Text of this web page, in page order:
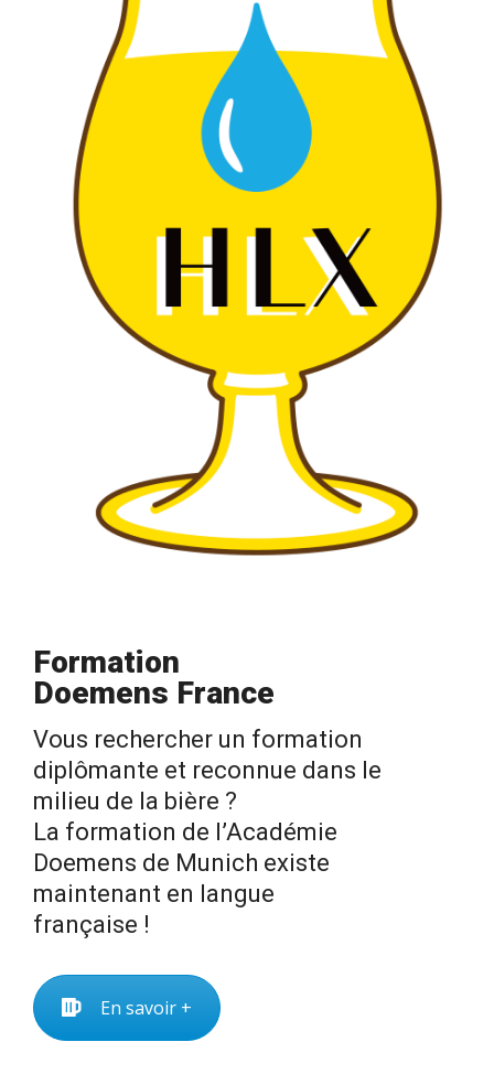
Formation
Doemens France
Vous rechercher un formation
diplômante et reconnue dans le
milieu de la bière ?
La formation de l’Académie
Doemens de Munich existe
maintenant en langue
française !
En savoir +